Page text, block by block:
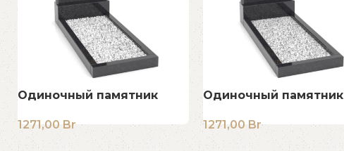
Одиночный памятник
1271,00 Br
Одиночный памятник
1271,00 Br